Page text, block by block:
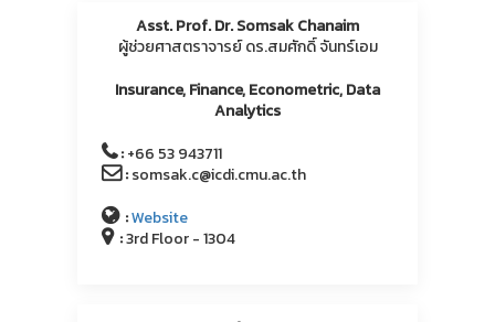
Asst. Prof. Dr. Somsak Chanaim
ผู้ช่วยศาสตราจารย์ ดร.สมศักดิ์ จันทร์เอม
Insurance, Finance, Econometric, Data
Analytics
:+66 53 943711
:somsak.c@icdi.cmu.ac.th
:Website
:3rd Floor - 1304